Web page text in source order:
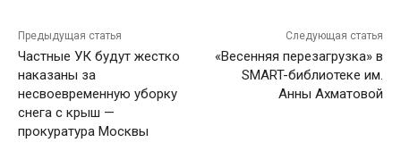
Предыдущая статья
Частные УК будут жестко
наказаны за
несвоевременную уборку
снега с крыш —
прокуратура Москвы
Следующая статья
«Весенняя перезагрузка» в
SMART-библиотеке им.
Анны Ахматовой